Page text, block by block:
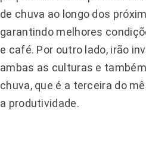
de chuva ao longo dos
garantindo melhores
e café. Por outro lado, irão
ambas as culturas e
chuva, que é a terceira do
a produtividade.